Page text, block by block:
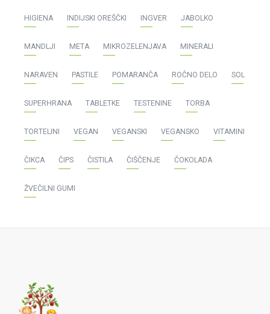
HIGIENA INDIJSKI OREŠČKI INGVER JABOLKO
MANDLJI META MIKROZELENJAVA MINERALI
NARAVEN PASTILE POMARANČA ROČNO DELO SOL
SUPERHRANA TABLETKE TESTENINE TORBA
TORTELINI VEGAN VEGANSKI VEGANSKO VITAMINI
ČIKCA ČIPS ČISTILA ČIŠČENJE ČOKOLADA
ŽVEČILNI GUMI